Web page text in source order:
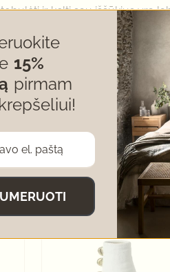
ir kelti sau iššūkius yra
ne mažiau svarbu nei
15%
pirmam